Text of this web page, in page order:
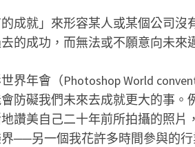
成就」來形容某人或某個公司沒
的成功，而無法或不願意向未來
界年會（Photoshop World
防礙我們未來去成就更大的事。
讚美自己二十年前所拍攝的照片
──另一個我花許多時間參與的